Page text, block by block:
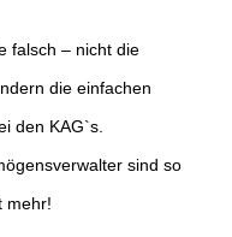
falsch – nicht die
die einfachen
den KAG`s.
sind so
mehr!